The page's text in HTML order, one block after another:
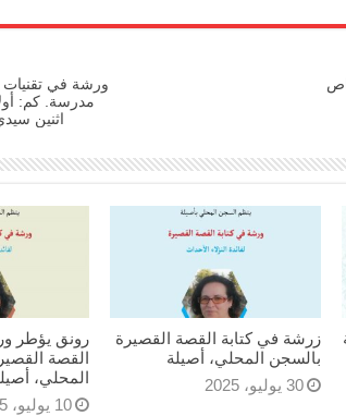
ورشة في تقنيات
مدرسة. كم:
اثنين
زرشة في كتابة القصة القصيرة
بالسجن المحلي، أصيلة
30 يوليو، 2025
رونق يؤطر
القصة
المحلي،
10 يوليو، 2025